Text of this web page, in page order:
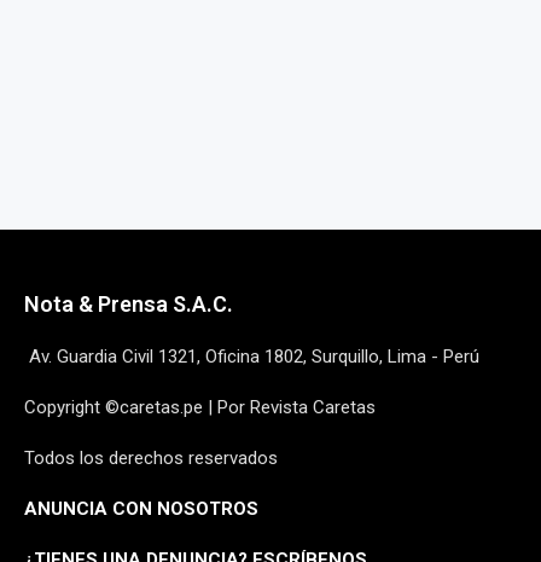
Nota & Prensa S.A.C.
Av. Guardia Civil 1321, Oficina 1802, Surquillo, Lima - Perú
Copyright ©caretas.pe | Por Revista Caretas
Todos los derechos reservados
ANUNCIA CON NOSOTROS